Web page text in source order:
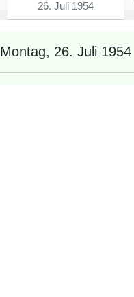
Montag, 26. Juli 1954